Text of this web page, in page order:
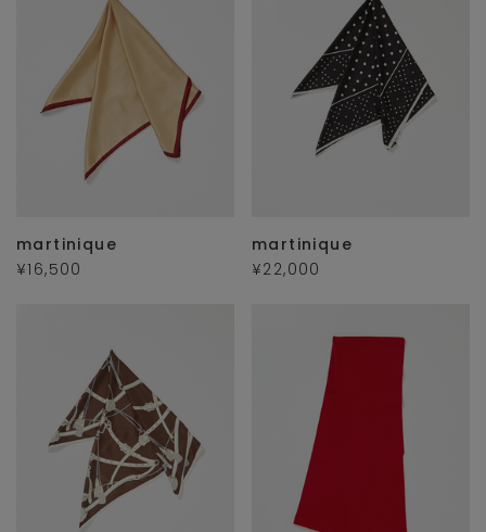
martinique
¥16,500
martinique
¥22,000